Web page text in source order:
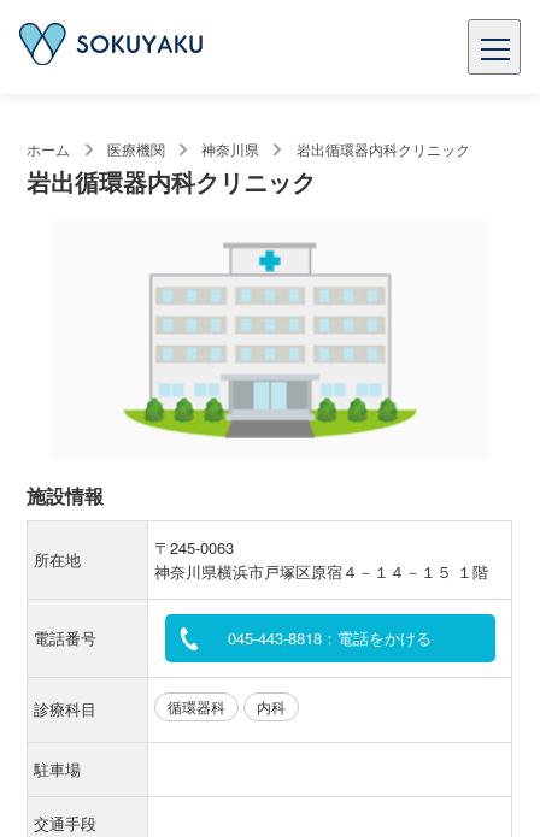
ホーム 医療機関 神奈川県 岩出循環器内科クリニック
岩出循環器内科クリニック
施設情報
所在地
〒245-0063
神奈川県横浜市戸塚区原宿４－１４－１５ １階
電話番号 045-443-8818：電話をかける
診療科目 循環器科 内科
駐車場
交通手段